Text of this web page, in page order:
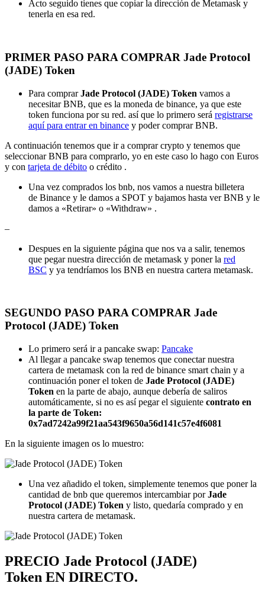
Acto seguido tienes que copiar la dirección de Metamask y
tenerla en esa red.
PRIMER PASO PARA COMPRAR Jade Protocol
(JADE) Token
Para comprarJade Protocol (JADE) Token vamos a
necesitar BNB, que es la moneda de binance, ya que este
token funciona por su red. así que lo primero será registrarse
aquí para entrar en binance y poder comprar BNB.
A continuación tenemos que ir a comprar crypto y tenemos que
seleccionar BNB para comprarlo, yo en este caso lo hago con Euros
y con tarjeta de débito o crédito .
Una vez comprados los bnb, nos vamos a nuestra billetera
de Binance y le damos a SPOT y bajamos hasta ver BNB y le
damos a «Retirar» o «Withdraw» .
–
Despues en la siguiente página que nos va a salir, tenemos
que pegar nuestra dirección de metamask y poner la red
BSC y ya tendríamos los BNB en nuestra cartera metamask.
SEGUNDO PASO PARA COMPRAR Jade
Protocol (JADE) Token
Lo primero será ir a pancake swap: Pancake
Al llegar a pancake swap tenemos que conectar nuestra
cartera de metamask con la red de binance smart chain y a
continuación poner el token de Jade Protocol (JADE)
Token en la parte de abajo, aunque debería de saliros
automáticamente, si no es así pegar el siguiente contrato en
la parte de Token:
0x7ad7242a99f21aa543f9650a56d141c57e4f6081
En la siguiente imagen os lo muestro:
Una vez añadido el token, simplemente tenemos que poner la
cantidad de bnb que queremos intercambiar porJade
Protocol (JADE) Token y listo, quedaría comprado y en
nuestra cartera de metamask.
PRECIO Jade Protocol (JADE)
Token EN DIRECTO.